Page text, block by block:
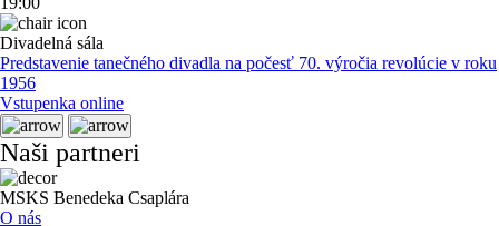
Divadelná sála
Predstavenie tanečného divadla na počesť 70. výročia revolúcie v roku
1956
Vstupenka online
Naši partneri
MSKS Benedeka Csaplára
O nás